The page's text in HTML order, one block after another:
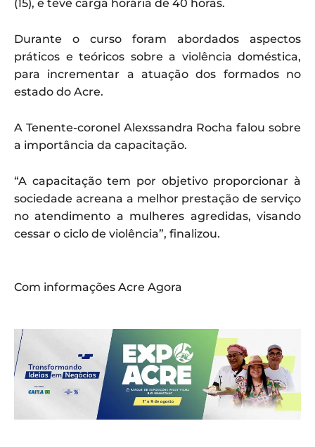
(15), e teve carga horária de 40 horas.
Durante o curso foram abordados aspectos
práticos e teóricos sobre a violência doméstica,
para incrementar a atuação dos formados no
estado do Acre.
A Tenente-coronel Alexssandra Rocha falou sobre
a importância da capacitação.
“A capacitação tem por objetivo proporcionar à
sociedade acreana a melhor prestação de serviço
no atendimento a mulheres agredidas, visando
cessar o ciclo de violência”, finalizou.
Com informações Acre Agora